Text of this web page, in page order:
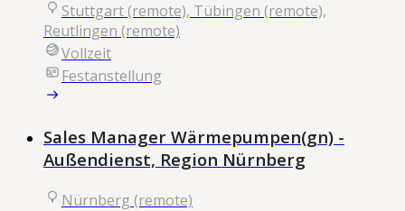
Stuttgart (remote), Tübingen (remote),
Reutlingen (remote)
Vollzeit
Festanstellung
Sales Manager Wärmepumpen(gn) -
Außendienst, Region Nürnberg
Nürnberg (remote)